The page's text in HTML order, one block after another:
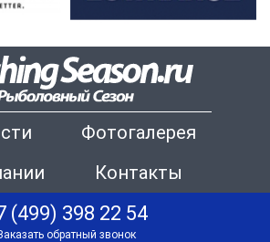
Фотогалерея
Контакты
(499) 398 22 54
обратный звонок